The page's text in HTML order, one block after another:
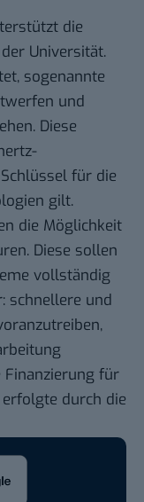
die
Universität.
sogenannte
und
Diese
für die
gilt.
die Möglichkeit
Diese sollen
vollständig
schnellere und
Finanzierung für
durch die